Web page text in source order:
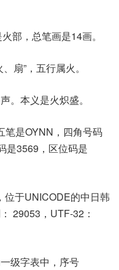
部，总笔画是14画。
扇”，五行属火。
。本义是火炽盛。
笔是OYNN，四角号码
是3569，区位码是
位于UNICODE的中日韩
29053，UTF-32：
级字表中，序号